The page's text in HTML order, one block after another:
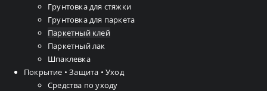
Грунтовка для стяжки
Грунтовка для паркета
Паркетный клей
Паркетный лак
Шпаклевка
Покрытие • Защита • Уход
Средства по уходу